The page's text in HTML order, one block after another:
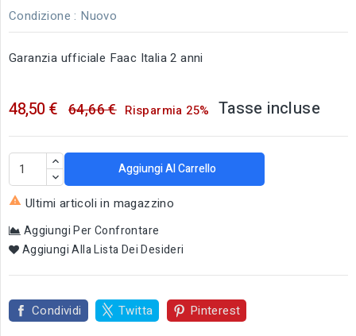
Condizione : Nuovo
Garanzia ufficiale Faac Italia 2 anni
48,50 € 64,66 € Risparmia 25% Tasse incluse
Aggiungi Al Carrello
 Ultimi articoli in magazzino
Aggiungi Per Confrontare
Aggiungi Alla Lista Dei Desideri
Condividi Twitta Pinterest